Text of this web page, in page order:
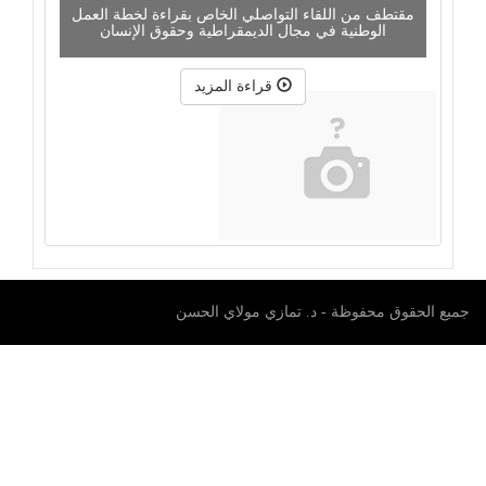
مقتطف من اللقاء التواصلي الخاص بقراءة لخطة العمل
الوطنية في مجال الديمقراطية وحقوق الإنسان
قراءة المزيد
جميع الحقوق محفوظة - د. تمازي مولاي الحسن